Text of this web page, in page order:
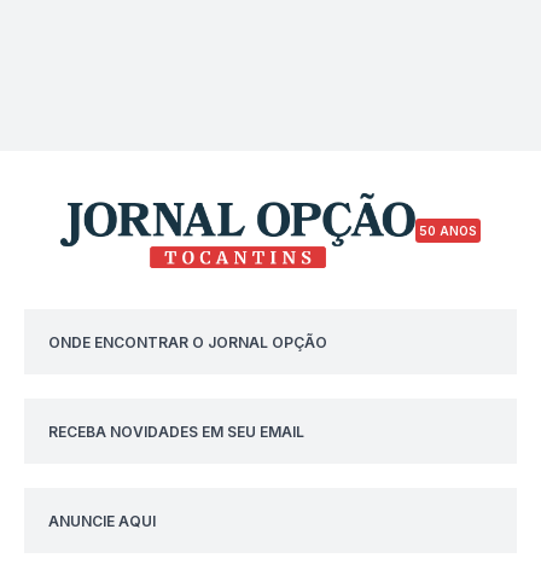
50 ANOS
ONDE ENCONTRAR O JORNAL OPÇÃO
RECEBA NOVIDADES EM SEU EMAIL
ANUNCIE AQUI